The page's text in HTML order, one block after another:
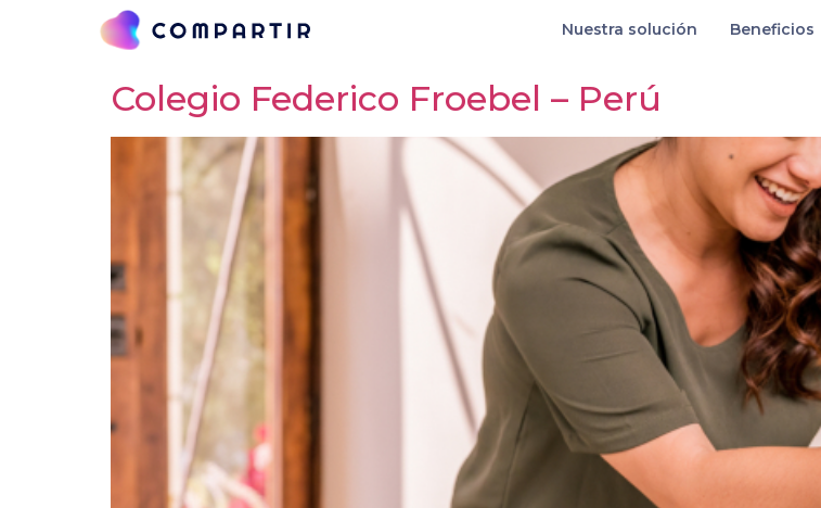
Nuestra solución Beneficios
Categoría:
Colegio Federico Froebel – Perú